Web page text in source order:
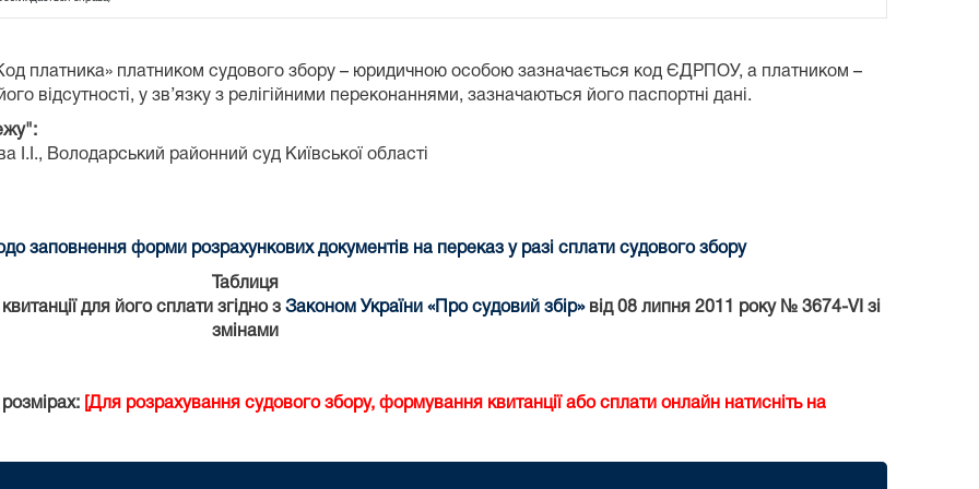
платника» платником судового збору – юридичною особою зазначається код ЄДРПОУ, а платником –
відсутності, у зв’язку з релігійними переконаннями, зазначаються його паспортні дані.
І.І., Володарський районний суд Київської області
заповнення форми розрахункових документів на переказ у разі сплати судового збору
Таблиця
для його сплати згідно з Законом України «Про судовий збір»від 08 липня 2011 року № 3674-VI зі
змінами
[Для розрахування судового збору, формування квитанції або сплати онлайн натисніть на